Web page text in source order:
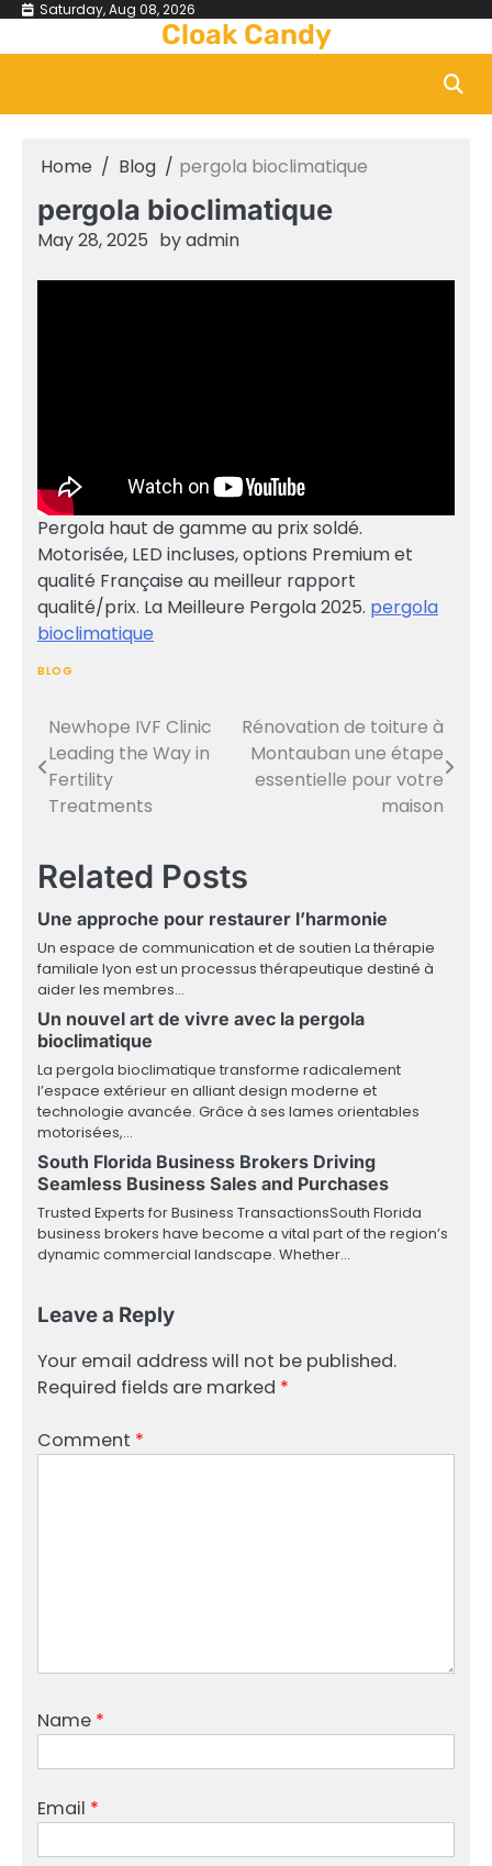
Skip Saturday, Aug 08, 2026
Cloak Candy
Home Blog pergola bioclimatique
pergola bioclimatique
May 28, 2025 byadmin
Pergola haut de gamme au prix soldé.
Motorisée, LED incluses, options Premium et
qualité Française au meilleur rapport
qualité/prix. La Meilleure Pergola 2025. pergola
bioclimatique
BLOG
Post
navigation
Newhope IVF Clinic
Leading the Way in
Fertility
Treatments
Rénovation de toiture à
Montauban une étape
essentielle pour votre
maison
Related Posts
Une approche pour restaurer l’harmonie
Un espace de communication et de soutien La thérapie
familiale lyon est un processus thérapeutique destiné à
aider les membres…
Un nouvel art de vivre avec la pergola
bioclimatique
La pergola bioclimatique transforme radicalement
l’espace extérieur en alliant design moderne et
technologie avancée. Grâce à ses lames orientables
motorisées,…
South Florida Business Brokers Driving
Seamless Business Sales and Purchases
Trusted Experts for Business TransactionsSouth Florida
business brokers have become a vital part of the region’s
dynamic commercial landscape. Whether…
Leave a Reply
Your email address will not be published.
Required fields are marked *
Comment *
Name *
Email *